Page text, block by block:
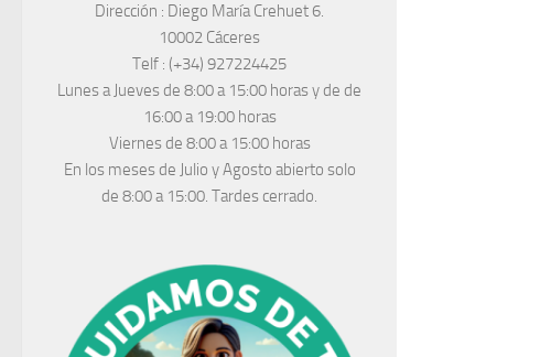
Dirección : Diego María Crehuet 6.
10002 Cáceres
Telf : (+34) 927224425
Lunes a Jueves de 8:00 a 15:00 horas y de de
16:00 a 19:00 horas
Viernes de 8:00 a 15:00 horas
En los meses de Julio y Agosto abierto solo
de 8:00 a 15:00. Tardes cerrado.